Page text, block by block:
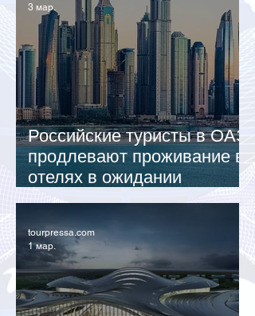
Российские туристы в ОАЭ
продлевают проживание в
отелях в ожидании
открытия авиасообщения
3 мар.
tourpressa.com
1 мар.